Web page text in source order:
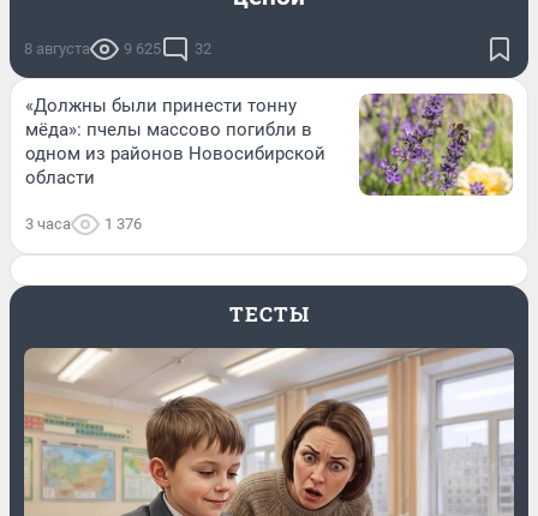
8 августа 9 625 32
«Должны были принести тонну
мёда»: пчелы массово погибли в
одном из районов Новосибирской
области
3 часа 1 376
ТЕСТЫ